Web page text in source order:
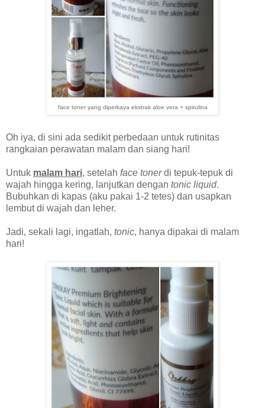
face toner yang diperkaya ekstrak aloe vera + spirulina
Oh iya, di sini ada sedikit perbedaan untuk rutinitas
rangkaian perawatan malam dan siang hari!
Untuk malam hari, setelah face tonerdi tepuk-tepuk di
wajah hingga kering, lanjutkan dengan tonic liquid.
Bubuhkan di kapas (aku pakai 1-2 tetes) dan usapkan
lembut di wajah dan leher.
Jadi, sekali lagi, ingatlah, tonic, hanya dipakai di malam
hari!